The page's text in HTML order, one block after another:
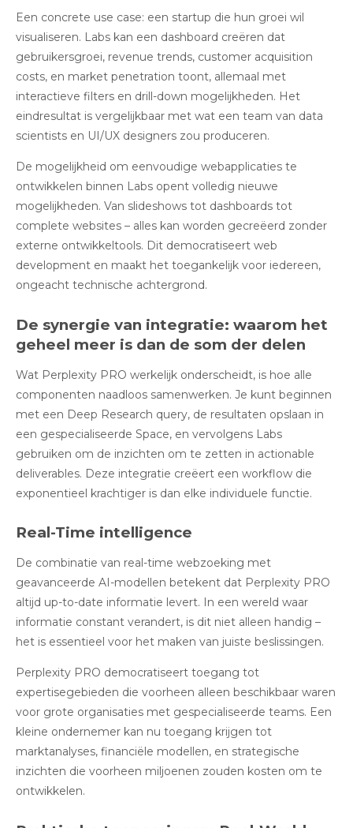
Een concrete use case: een startup die hun groei wil
visualiseren. Labs kan een dashboard creëren dat
gebruikersgroei, revenue trends, customer acquisition
costs, en market penetration toont, allemaal met
interactieve filters en drill-down mogelijkheden. Het
eindresultat is vergelijkbaar met wat een team van data
scientists en UI/UX designers zou produceren.
De mogelijkheid om eenvoudige webapplicaties te
ontwikkelen binnen Labs opent volledig nieuwe
mogelijkheden. Van slideshows tot dashboards tot
complete websites – alles kan worden gecreëerd zonder
externe ontwikkeltools. Dit democratiseert web
development en maakt het toegankelijk voor iedereen,
ongeacht technische achtergrond.
De synergie van integratie: waarom het
geheel meer is dan de som der delen
Wat Perplexity PRO werkelijk onderscheidt, is hoe alle
componenten naadloos samenwerken. Je kunt beginnen
met een Deep Research query, de resultaten opslaan in
een gespecialiseerde Space, en vervolgens Labs
gebruiken om de inzichten om te zetten in actionable
deliverables. Deze integratie creëert een workflow die
exponentieel krachtiger is dan elke individuele functie.
Real-Time intelligence
De combinatie van real-time webzoeking met
geavanceerde AI-modellen betekent dat Perplexity PRO
altijd up-to-date informatie levert. In een wereld waar
informatie constant verandert, is dit niet alleen handig –
het is essentieel voor het maken van juiste beslissingen.
Perplexity PRO democratiseert toegang tot
expertisegebieden die voorheen alleen beschikbaar waren
voor grote organisaties met gespecialiseerde teams. Een
kleine ondernemer kan nu toegang krijgen tot
marktanalyses, financiële modellen, en strategische
inzichten die voorheen miljoenen zouden kosten om te
ontwikkelen.